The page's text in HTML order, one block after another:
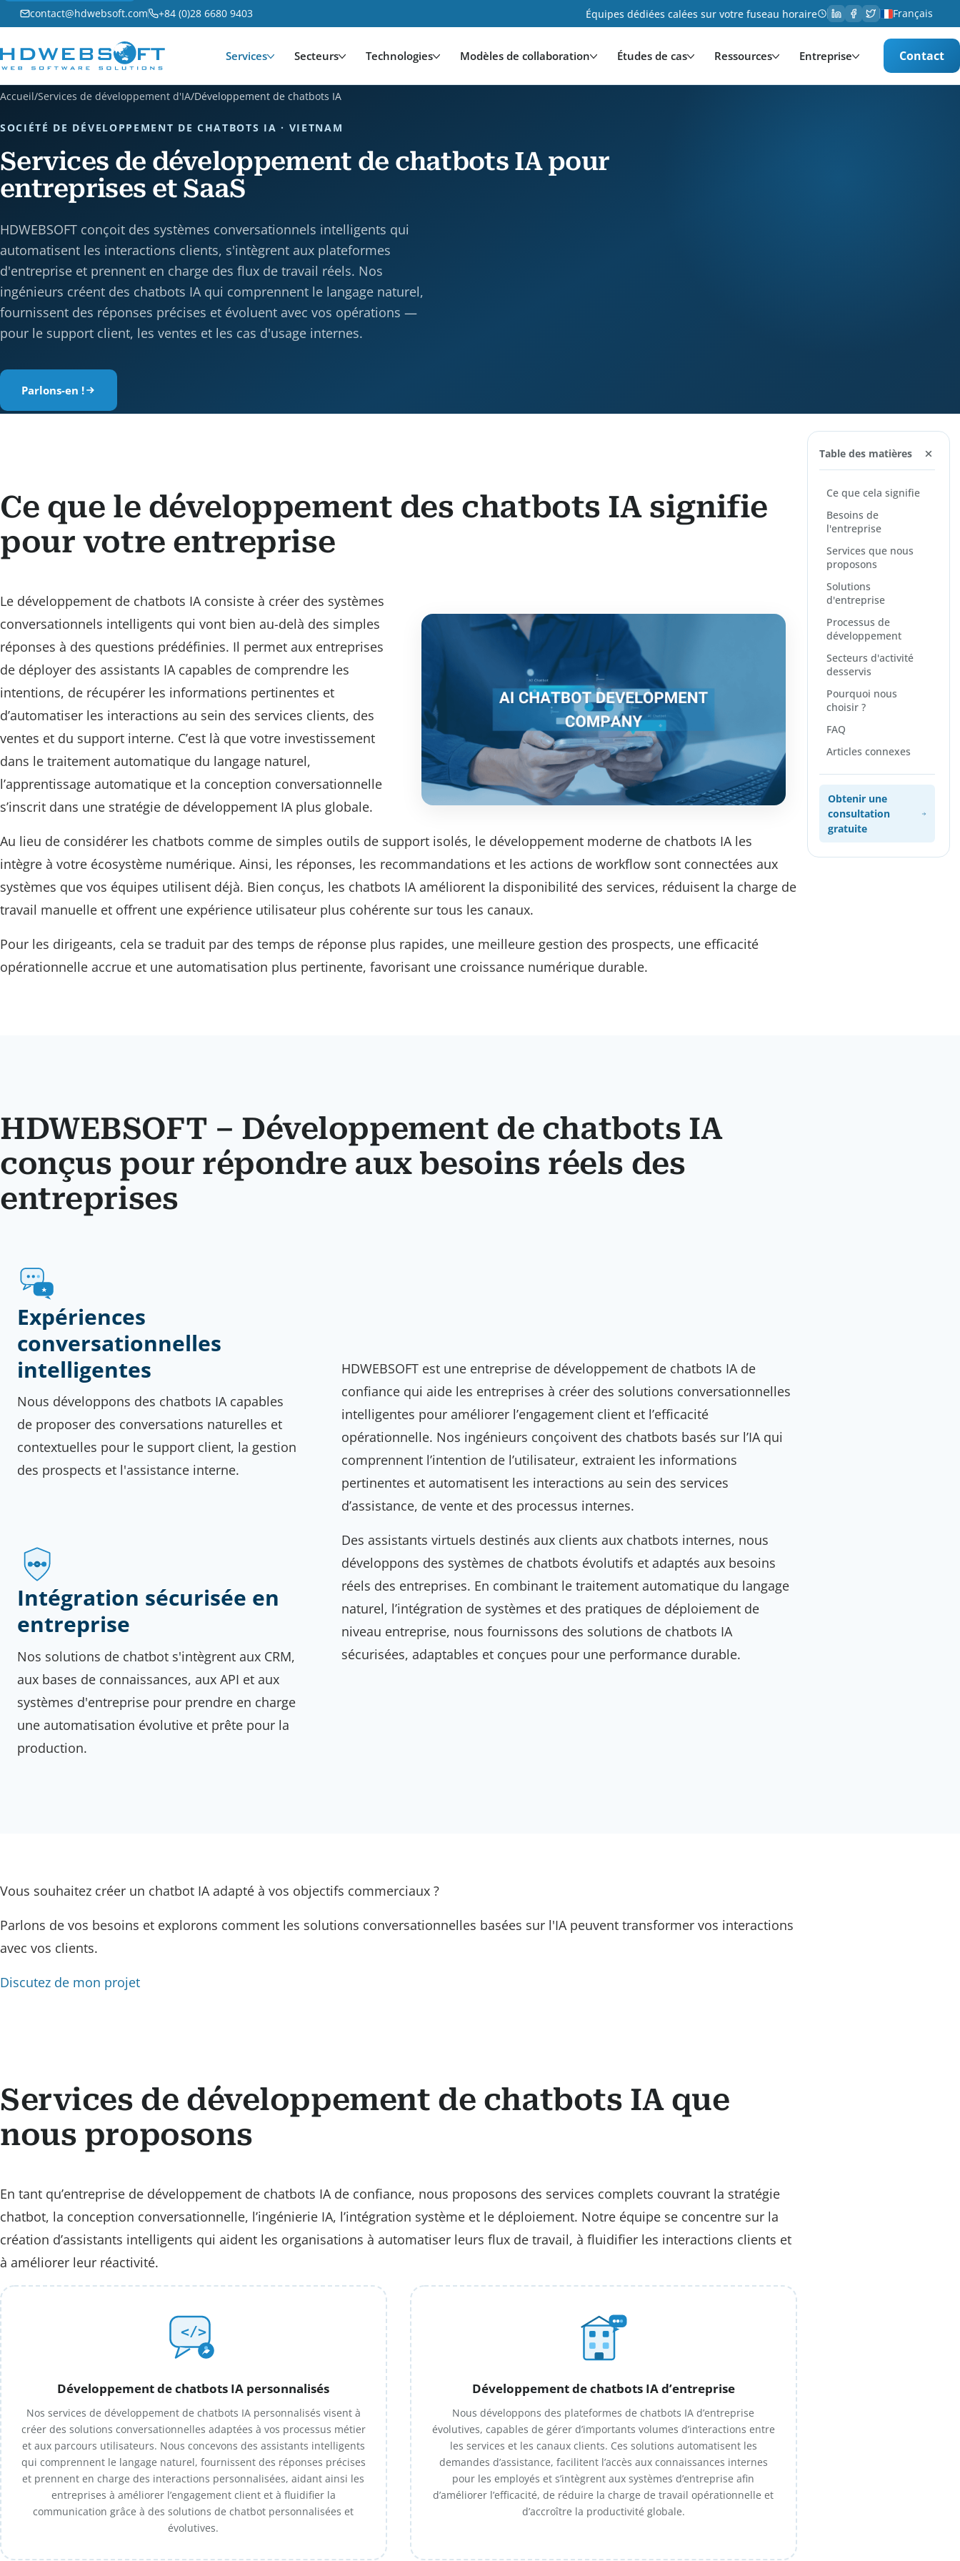
contact@hdwebsoft.com +84 (0)28 6680 9403 Équipes dédiées calées sur votre fuseau horaire Français
Services Secteurs Technologies Modèles de collaboration Études de cas Ressources Entreprise Contact
Accueil/Services de développement d'IA/Développement de chatbots IA
SOCIÉTÉ DE DÉVELOPPEMENT DE CHATBOTS IA · VIETNAM
Services de développement de chatbots IA pour
entreprises et SaaS
HDWEBSOFT conçoit des systèmes conversationnels intelligents qui
automatisent les interactions clients, s'intègrent aux plateformes
d'entreprise et prennent en charge des flux de travail réels. Nos
ingénieurs créent des chatbots IA qui comprennent le langage naturel,
fournissent des réponses précises et évoluent avec vos opérations —
pour le support client, les ventes et les cas d'usage internes.
Parlons-en !
Ce que le développement des chatbots IA signifie
pour votre entreprise
Le développement de chatbots IA consiste à créer des systèmes
conversationnels intelligents qui vont bien au-delà des simples
réponses à des questions prédéfinies. Il permet aux entreprises
de déployer des assistants IA capables de comprendre les
intentions, de récupérer les informations pertinentes et
d’automatiser les interactions au sein des services clients, des
ventes et du support interne. C’est là que votre investissement
dans le traitement automatique du langage naturel,
l’apprentissage automatique et la conception conversationnelle
s’inscrit dans une stratégie de développement IA plus globale.
Au lieu de considérer les chatbots comme de simples outils de support isolés, le développement moderne de chatbots IA les
intègre à votre écosystème numérique. Ainsi, les réponses, les recommandations et les actions de workflow sont connectées aux
systèmes que vos équipes utilisent déjà. Bien conçus, les chatbots IA améliorent la disponibilité des services, réduisent la charge de
travail manuelle et offrent une expérience utilisateur plus cohérente sur tous les canaux.
Pour les dirigeants, cela se traduit par des temps de réponse plus rapides, une meilleure gestion des prospects, une efficacité
opérationnelle accrue et une automatisation plus pertinente, favorisant une croissance numérique durable.
HDWEBSOFT – Développement de chatbots IA
conçus pour répondre aux besoins réels des
entreprises
Expériences
conversationnelles
intelligentes
Nous développons des chatbots IA capables
de proposer des conversations naturelles et
contextuelles pour le support client, la gestion
des prospects et l'assistance interne.
Intégration sécurisée en
entreprise
Nos solutions de chatbot s'intègrent aux CRM,
aux bases de connaissances, aux API et aux
systèmes d'entreprise pour prendre en charge
une automatisation évolutive et prête pour la
production.
HDWEBSOFT est une entreprise de développement de chatbots IA de
confiance qui aide les entreprises à créer des solutions conversationnelles
intelligentes pour améliorer l’engagement client et l’efficacité
opérationnelle. Nos ingénieurs conçoivent des chatbots basés sur l’IA qui
comprennent l’intention de l’utilisateur, extraient les informations
pertinentes et automatisent les interactions au sein des services
d’assistance, de vente et des processus internes.
Des assistants virtuels destinés aux clients aux chatbots internes, nous
développons des systèmes de chatbots évolutifs et adaptés aux besoins
réels des entreprises. En combinant le traitement automatique du langage
naturel, l’intégration de systèmes et des pratiques de déploiement de
niveau entreprise, nous fournissons des solutions de chatbots IA
sécurisées, adaptables et conçues pour une performance durable.
Vous souhaitez créer un chatbot IA adapté à vos objectifs commerciaux ?
Parlons de vos besoins et explorons comment les solutions conversationnelles basées sur l'IA peuvent transformer vos interactions
avec vos clients.
Discutez de mon projet
Services de développement de chatbots IA que
nous proposons
En tant qu’entreprise de développement de chatbots IA de confiance, nous proposons des services complets couvrant la stratégie
chatbot, la conception conversationnelle, l’ingénierie IA, l’intégration système et le déploiement. Notre équipe se concentre sur la
création d’assistants intelligents qui aident les organisations à automatiser leurs flux de travail, à fluidifier les interactions clients et
à améliorer leur réactivité.
Développement de chatbots IA personnalisés
Nos services de développement de chatbots IA personnalisés visent à
créer des solutions conversationnelles adaptées à vos processus métier
et aux parcours utilisateurs. Nous concevons des assistants intelligents
qui comprennent le langage naturel, fournissent des réponses précises
et prennent en charge des interactions personnalisées, aidant ainsi les
entreprises à améliorer l’engagement client et à fluidifier la
communication grâce à des solutions de chatbot personnalisées et
évolutives.
Développement de chatbots IA d’entreprise
Nous développons des plateformes de chatbots IA d’entreprise
évolutives, capables de gérer d’importants volumes d’interactions entre
les services et les canaux clients. Ces solutions automatisent les
demandes d’assistance, facilitent l’accès aux connaissances internes
pour les employés et s’intègrent aux systèmes d’entreprise afin
d’améliorer l’efficacité, de réduire la charge de travail opérationnelle et
d’accroître la productivité globale.
Table des matières
Ce que cela signifie
Besoins de
l'entreprise
Services que nous
proposons
Solutions
d'entreprise
Processus de
développement
Secteurs d'activité
desservis
Pourquoi nous
choisir ?
FAQ
Articles connexes
Obtenir une
consultation
gratuite